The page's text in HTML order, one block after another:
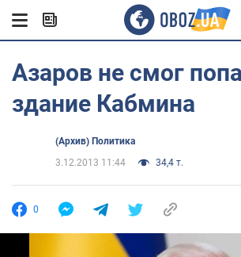
Азаров не смог
здание Кабмина
(Архив) Политика
3.12.2013 11:44
34,4 т.
0